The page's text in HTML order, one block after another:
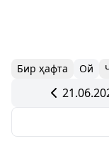
Бир ҳафта Ой